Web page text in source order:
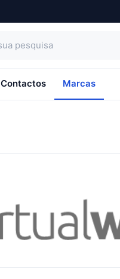
Contactos Marcas